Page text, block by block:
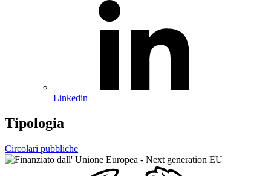
Linkedin
Tipologia
Circolari pubbliche